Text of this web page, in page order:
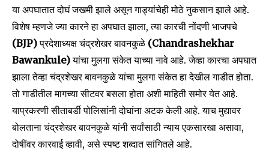
या अपघातात दोघं जखमी झाले असून गाड्यांचेही मोठे नुकसान झाले आहे.
विशेष म्हणजे ज्या कारने हा अपघात झाला, त्या कारची नोंदणी भाजपचे
(BJP)प्रदेशाध्यक्ष चंद्रशेखर बावनकुळे (Chandrashekhar
Bawankule)यांचा मुलगा संकेत याच्या नावे आहे. जेव्हा कारचा अपघात
झाला तेव्हा चंद्रशेखर बावनकुळे यांचा मुलगा संकेत हा देखील गाडीत होता.
तो गाडीतील मागच्या सीटवर बसला होता अशी माहिती समोर येत आहे.
याप्रकरणी सीताबर्डी पोलिसांनी दोघांना अटक केली आहे. याच मुद्यावर
बोलताना चंद्रशेखर बावनकुळे यांनी सर्वांसाठी न्याय एकसारखा असावा,
दोषींवर कारवाई व्हावी, असे स्पष्ट शब्दात सांगितले आहे.